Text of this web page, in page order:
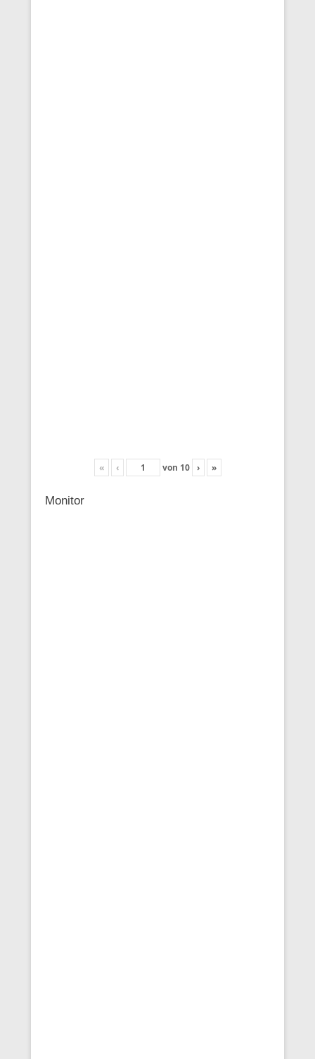
« ‹ von 10 › »
Monitor